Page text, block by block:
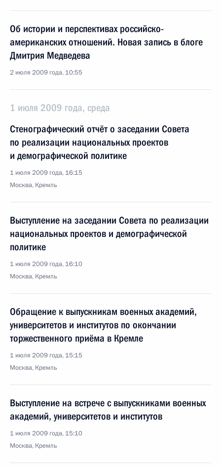
Об истории и перспективах российско-
американских отношений. Новая запись в блоге
Дмитрия Медведева
2 июля 2009 года, 10:55
1 июля 2009 года, среда
Стенографический отчёт о заседании Совета
по реализации национальных проектов
и демографической политике
1 июля 2009 года, 16:15
Москва, Кремль
Выступление на заседании Совета по реализации
национальных проектов и демографической
политике
1 июля 2009 года, 16:10
Москва, Кремль
Обращение к выпускникам военных академий,
университетов и институтов по окончании
торжественного приёма в Кремле
1 июля 2009 года, 15:15
Москва, Кремль
Выступление на встрече с выпускниками военных
академий, университетов и институтов
1 июля 2009 года, 15:10
Москва, Кремль